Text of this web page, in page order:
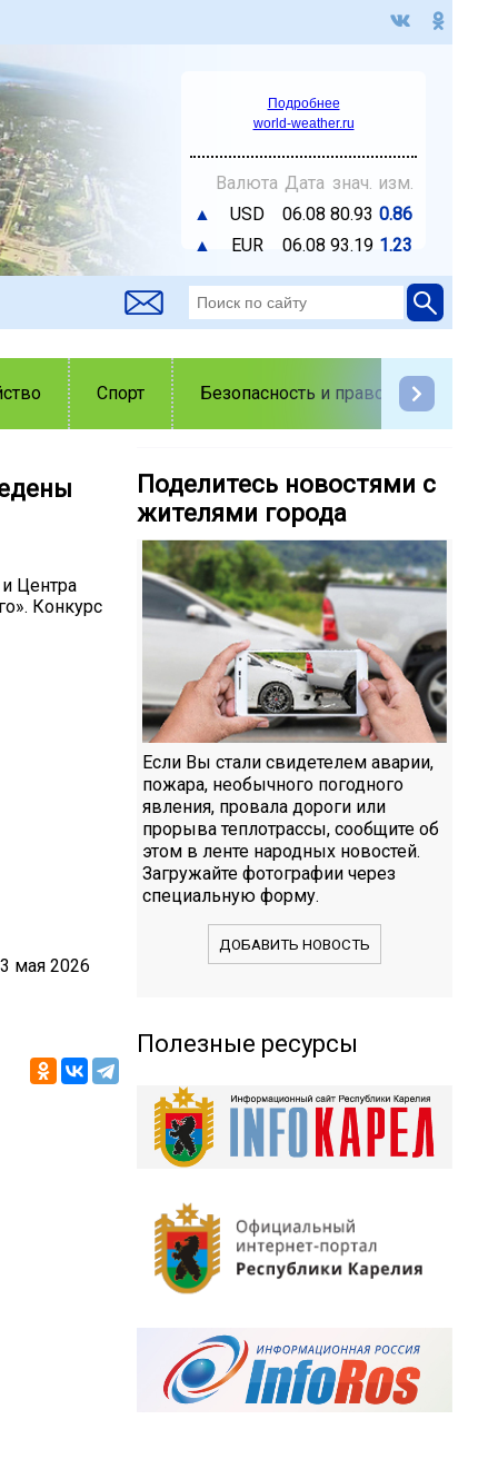
Подробнее
world-weather.ru
Валюта Дата знач. изм.
▲
USD 06.08 80.93 0.86
▲
EUR 06.08 93.19 1.23
Спорт Безопасность и правопорядок
Центра
Конкурс
мая 2026
Поделитесь новостями с
жителями города
Если Вы стали свидетелем аварии,
пожара, необычного погодного
явления, провала дороги или
прорыва теплотрассы, сообщите об
этом в ленте народных новостей.
Загружайте фотографии через
специальную форму.
ДОБАВИТЬ НОВОСТЬ
Полезные ресурсы